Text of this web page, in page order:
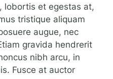
lobortis et egestas at,
tristique aliquam
augue, nec
gravida hendrerit
nibh arcu, in
Fusce at auctor